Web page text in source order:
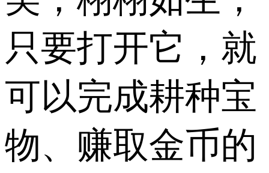
只要打开它，就
可以完成耕种宝
物、赚取金币的